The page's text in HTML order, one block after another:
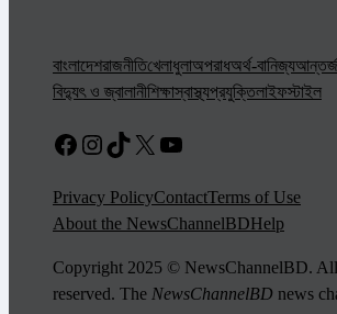
বাংলাদেশরাজনীতিখেলাধুলাঅপরাধঅর্থ-বানিজ্য
বিদ্যুৎ ও জ্বালানীশিক্ষাস্বাস্থ্যপ্রযুক্তিলাইফস্টাইল
Facebook
Instagram
TikTok
X YouTube
Privacy PolicyContactTerms of Use
About the NewsChannelBDHelp
Copyright 2025 © NewsChannelBD.
reserved. The NewsChannelBD news